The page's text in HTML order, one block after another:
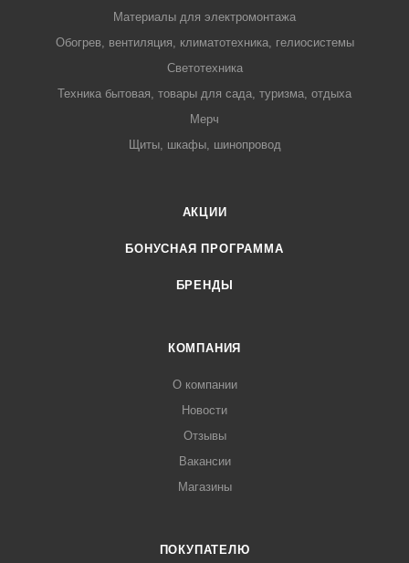
Материалы для электромонтажа
Обогрев, вентиляция, климатотехника, гелиосистемы
Светотехника
Техника бытовая, товары для сада, туризма, отдыха
Мерч
Щиты, шкафы, шинопровод
АКЦИИ
БОНУСНАЯ ПРОГРАММА
БРЕНДЫ
КОМПАНИЯ
О компании
Новости
Отзывы
Вакансии
Магазины
ПОКУПАТЕЛЮ